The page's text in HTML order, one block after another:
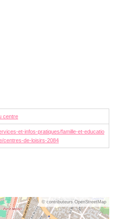
centre
et-infos-pratiques/famille-et-educatio
centres-de-loisirs-2084
© contributeurs OpenStreetMap